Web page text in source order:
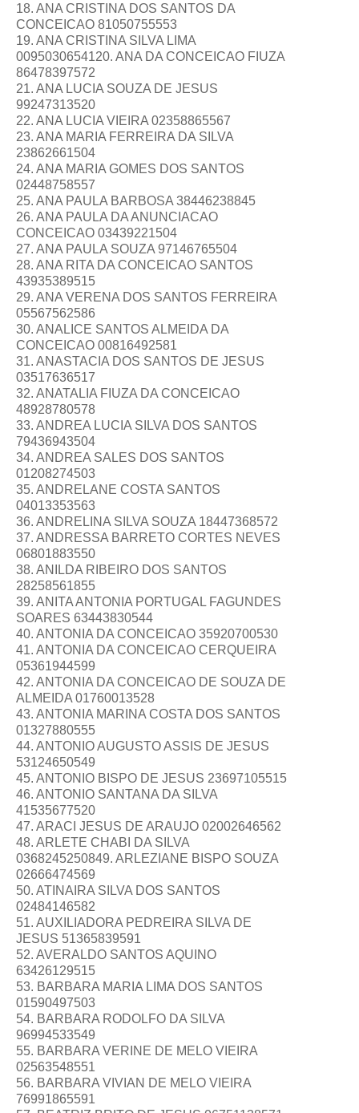
18. ANA CRISTINA DOS SANTOS DA
CONCEICAO 81050755553
19. ANA CRISTINA SILVA LIMA
0095030654120. ANA DA CONCEICAO FIUZA
86478397572
21. ANA LUCIA SOUZA DE JESUS
99247313520
22. ANA LUCIA VIEIRA 02358865567
23. ANA MARIA FERREIRA DA SILVA
23862661504
24. ANA MARIA GOMES DOS SANTOS
02448758557
25. ANA PAULA BARBOSA 38446238845
26. ANA PAULA DA ANUNCIACAO
CONCEICAO 03439221504
27. ANA PAULA SOUZA 97146765504
28. ANA RITA DA CONCEICAO SANTOS
43935389515
29. ANA VERENA DOS SANTOS FERREIRA
05567562586
30. ANALICE SANTOS ALMEIDA DA
CONCEICAO 00816492581
31. ANASTACIA DOS SANTOS DE JESUS
03517636517
32. ANATALIA FIUZA DA CONCEICAO
48928780578
33. ANDREA LUCIA SILVA DOS SANTOS
79436943504
34. ANDREA SALES DOS SANTOS
01208274503
35. ANDRELANE COSTA SANTOS
04013353563
36. ANDRELINA SILVA SOUZA 18447368572
37. ANDRESSA BARRETO CORTES NEVES
06801883550
38. ANILDA RIBEIRO DOS SANTOS
28258561855
39. ANITA ANTONIA PORTUGAL FAGUNDES
SOARES 63443830544
40. ANTONIA DA CONCEICAO 35920700530
41. ANTONIA DA CONCEICAO CERQUEIRA
05361944599
42. ANTONIA DA CONCEICAO DE SOUZA DE
ALMEIDA 01760013528
43. ANTONIA MARINA COSTA DOS SANTOS
01327880555
44. ANTONIO AUGUSTO ASSIS DE JESUS
53124650549
45. ANTONIO BISPO DE JESUS 23697105515
46. ANTONIO SANTANA DA SILVA
41535677520
47. ARACI JESUS DE ARAUJO 02002646562
48. ARLETE CHABI DA SILVA
0368245250849. ARLEZIANE BISPO SOUZA
02666474569
50. ATINAIRA SILVA DOS SANTOS
02484146582
51. AUXILIADORA PEDREIRA SILVA DE
JESUS 51365839591
52. AVERALDO SANTOS AQUINO
63426129515
53. BARBARA MARIA LIMA DOS SANTOS
01590497503
54. BARBARA RODOLFO DA SILVA
96994533549
55. BARBARA VERINE DE MELO VIEIRA
02563548551
56. BARBARA VIVIAN DE MELO VIEIRA
76991865591